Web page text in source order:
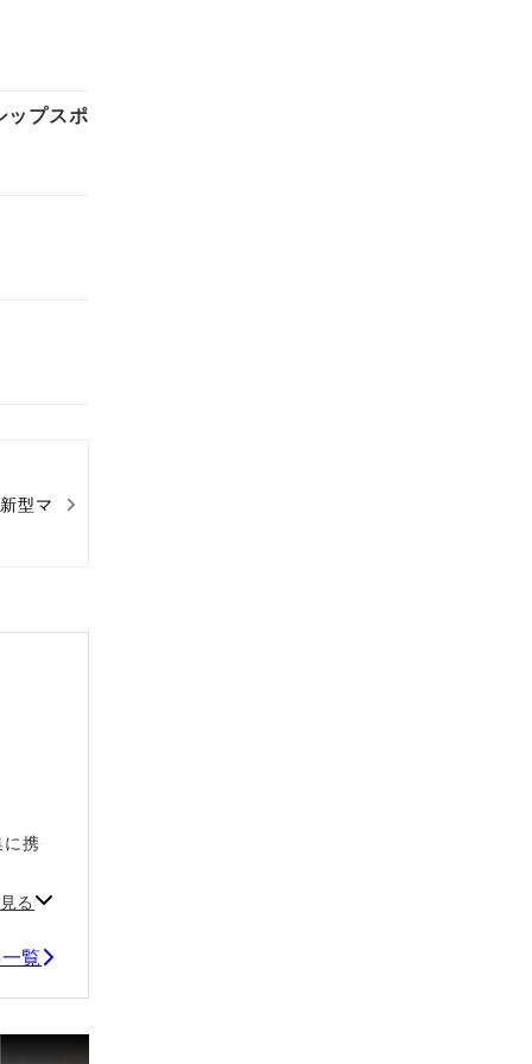
型マ
ップスポ
携
る
覧